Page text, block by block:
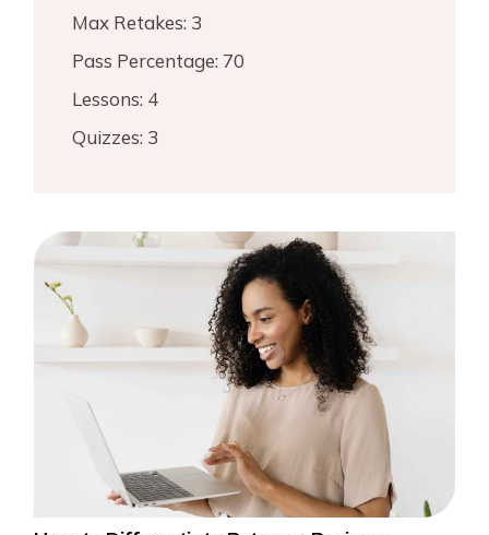
Max Retakes: 3
Pass Percentage: 70
Lessons: 4
Quizzes: 3